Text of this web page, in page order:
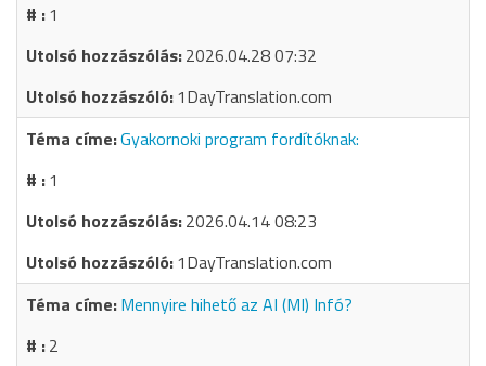
1
2026.04.28 07:32
1DayTranslation.com
Gyakornoki program fordítóknak:
1
2026.04.14 08:23
1DayTranslation.com
Mennyire hihető az AI (MI) Infó?
2